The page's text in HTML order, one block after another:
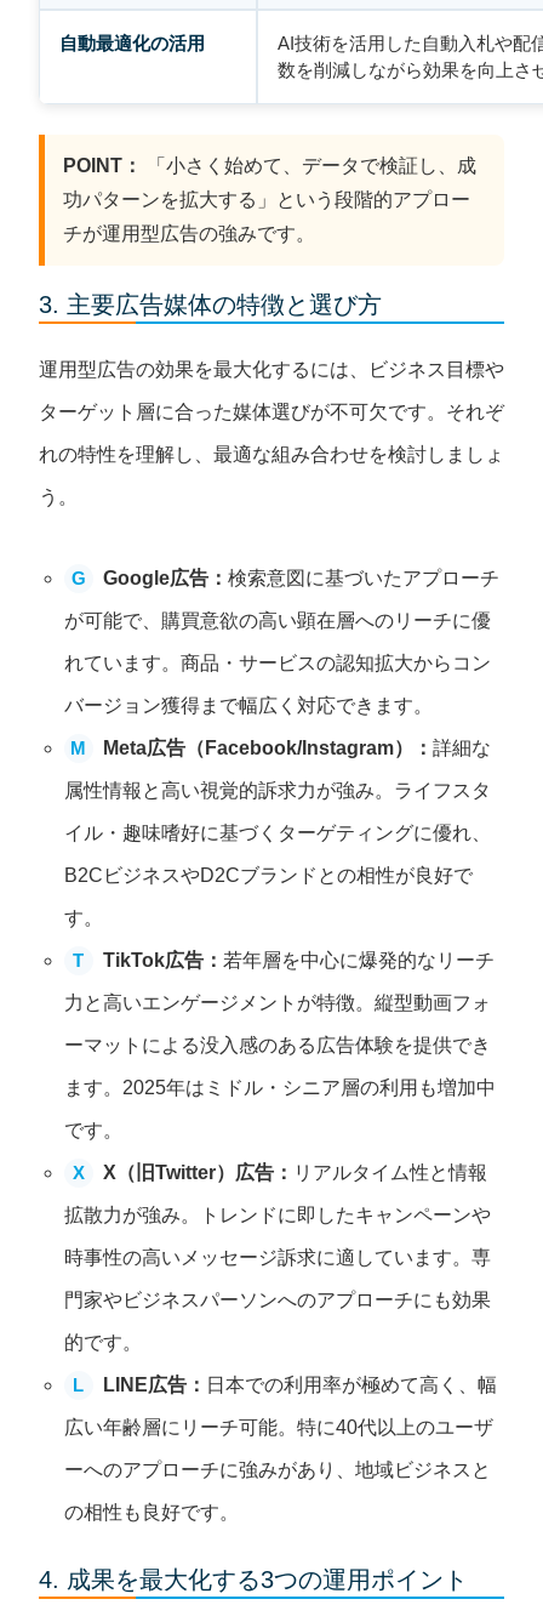
自動最適化の活用
AI技術を活用した自動入札や配
数を削減しながら効果を向上さ
POINT：
「小さく始めて、データで検証し、成
功パターンを拡大する」という段階的アプロー
チが運用型広告の強みです。
3. 主要広告媒体の特徴と選び方
運用型広告の効果を最大化するには、ビジネス目標や
ターゲット層に合った媒体選びが不可欠です。それぞ
れの特性を理解し、最適な組み合わせを検討しましょ
う。
G Google広告： 検索意図に基づいたアプローチ
が可能で、購買意欲の高い顕在層へのリーチに優
れています。商品・サービスの認知拡大からコン
バージョン獲得まで幅広く対応できます。
M Meta広告（Facebook/Instagram）： 詳細な
属性情報と高い視覚的訴求力が強み。ライフスタ
イル・趣味嗜好に基づくターゲティングに優れ、
B2CビジネスやD2Cブランドとの相性が良好で
す。
T TikTok広告： 若年層を中心に爆発的なリーチ
力と高いエンゲージメントが特徴。縦型動画フォ
ーマットによる没入感のある広告体験を提供でき
ます。2025年はミドル・シニア層の利用も増加中
です。
X X（旧Twitter）広告： リアルタイム性と情報
拡散力が強み。トレンドに即したキャンペーンや
時事性の高いメッセージ訴求に適しています。専
門家やビジネスパーソンへのアプローチにも効果
的です。
L LINE広告： 日本での利用率が極めて高く、幅
広い年齢層にリーチ可能。特に40代以上のユーザ
ーへのアプローチに強みがあり、地域ビジネスと
の相性も良好です。
4. 成果を最大化する3つの運用ポイント